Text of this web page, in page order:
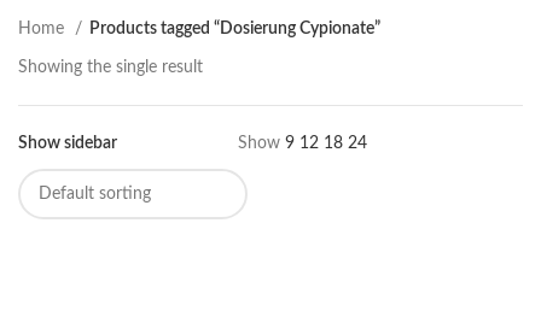
Home Products tagged “Dosierung Cypionate”
Showing the single result
Show sidebar Show 9 12 18 24